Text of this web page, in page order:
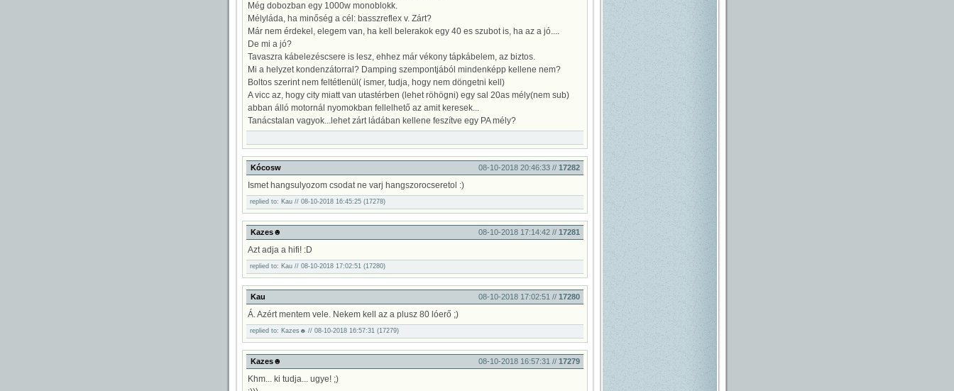
Még dobozban egy 1000w monoblokk.
Mélyláda, ha minőség a cél: basszreflex v. Zárt?
Már nem érdekel, elegem van, ha kell belerakok egy 40 es szubot is, ha az a jó....
De mi a jó?
Tavaszra kábelezéscsere is lesz, ehhez már vékony tápkábelem, az biztos.
Mi a helyzet kondenzátorral? Damping szempontjából mindenképp kellene nem?
Boltos szerint nem feltétlenül( ismer, tudja, hogy nem döngetni kell)
A vicc az, hogy city miatt van utastérben (lehet röhögni) egy sal 20as mély(nem sub)
abban álló motornál nyomokban fellelhető az amit keresek...
Tanácstalan vagyok...lehet zárt ládában kellene feszítve egy PA mély?
Kócosw 08-10-2018 20:46:33 // 17282
Ismet hangsulyozom csodat ne varj hangszorocseretol :)
replied to: Kau // 08-10-2018 16:45:25 (17278)
Kazes☻ 08-10-2018 17:14:42 // 17281
Azt adja a hifi! :D
replied to: Kau // 08-10-2018 17:02:51 (17280)
Kau 08-10-2018 17:02:51 // 17280
Á. Azért mentem vele. Nekem kell az a plusz 80 lóerő ;)
replied to: Kazes☻ // 08-10-2018 16:57:31 (17279)
Kazes☻ 08-10-2018 16:57:31 // 17279
Khm... ki tudja... ugye! ;)